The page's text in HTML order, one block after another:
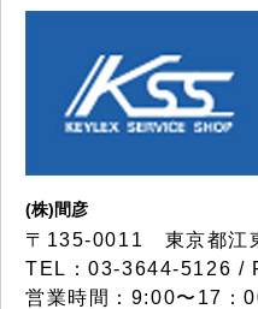
(株)間彦
〒135-0011 東京都江
TEL：03-3644-5126 /
営業時間：9:00〜17：